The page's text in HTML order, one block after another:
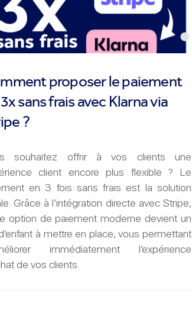
proposer le paiement
sans frais avec Klarna via
?
souhaitez offrir à vos clients une
client encore plus flexible ? Le
en 3 fois sans frais est la solution
Grâce à l’intégration directe avec Stripe,
option de paiement moderne devient un
à mettre en place, vous permettant
immédiatement l’expérience
de vos clients.